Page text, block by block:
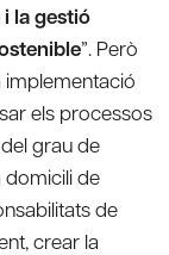
la gestió
”. Però
implementació
els processos
grau de
domicili de
de
crear la